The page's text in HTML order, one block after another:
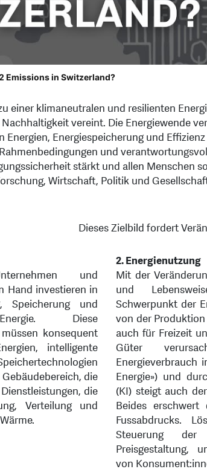
Emissions in Switzerland?
einer klimaneutralen und resilienten
vereint. Die Energiewende
Energien, Energiespeicherung und
und
stärkt und allen Menschen
Wirtschaft, Politik und
Dieses Zielbild fordert
und
Hand investieren in
Speicherung und
Diese
konsequent
intelligente
die
die
Verteilung und
2. Energienutzung
Mit der
und
Schwerpunkt der
von der
auch für Freizeit
Güter
Energieverbrauch
Energie») und
(KI) steigt auch
Beides erschwert
Fussabdrucks.
Steuerung
Preisgestaltung,
von